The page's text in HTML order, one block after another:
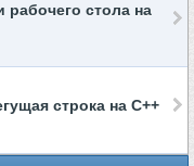
рабочего стола на
строка на C++